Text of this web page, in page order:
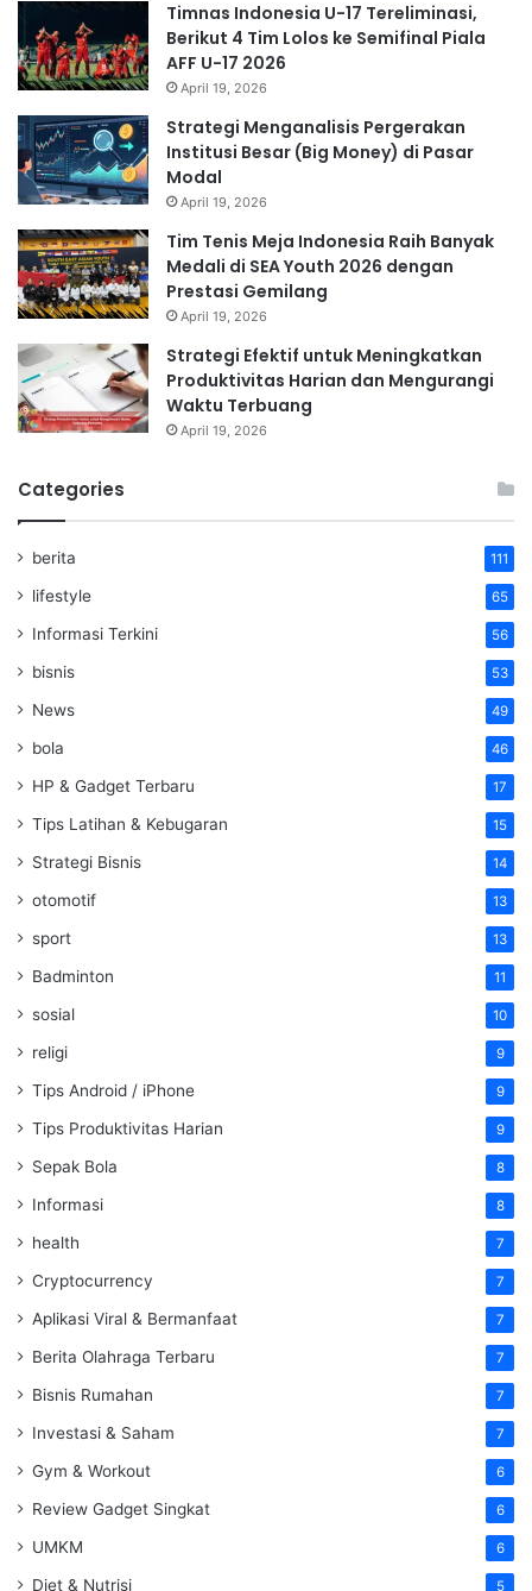
Timnas Indonesia U-17 Tereliminasi,
Berikut 4 Tim Lolos ke Semifinal Piala
AFF U-17 2026
April 19, 2026
Strategi Menganalisis Pergerakan
Institusi Besar (Big Money) di Pasar
Modal
April 19, 2026
Tim Tenis Meja Indonesia Raih Banyak
Medali di SEA Youth 2026 dengan
Prestasi Gemilang
April 19, 2026
Strategi Efektif untuk Meningkatkan
Produktivitas Harian dan Mengurangi
Waktu Terbuang
April 19, 2026
Categories
berita 111
lifestyle 65
Informasi Terkini 56
bisnis 53
News 49
bola 46
HP & Gadget Terbaru 17
Tips Latihan & Kebugaran 15
Strategi Bisnis 14
otomotif 13
sport 13
Badminton 11
sosial 10
religi 9
Tips Android / iPhone 9
Tips Produktivitas Harian 9
Sepak Bola 8
Informasi 8
health 7
Cryptocurrency 7
Aplikasi Viral & Bermanfaat 7
Berita Olahraga Terbaru 7
Bisnis Rumahan 7
Investasi & Saham 7
Gym & Workout 6
Review Gadget Singkat 6
UMKM 6
Diet & Nutrisi 5